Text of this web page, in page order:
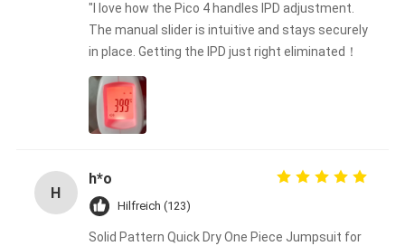
"I love how the Pico 4 handles IPD adjustment.
The manual slider is intuitive and stays securely
in place. Getting the IPD just right eliminated！
H
h*o
Hilfreich (123)
Solid Pattern Quick Dry One Piece Jumpsuit for